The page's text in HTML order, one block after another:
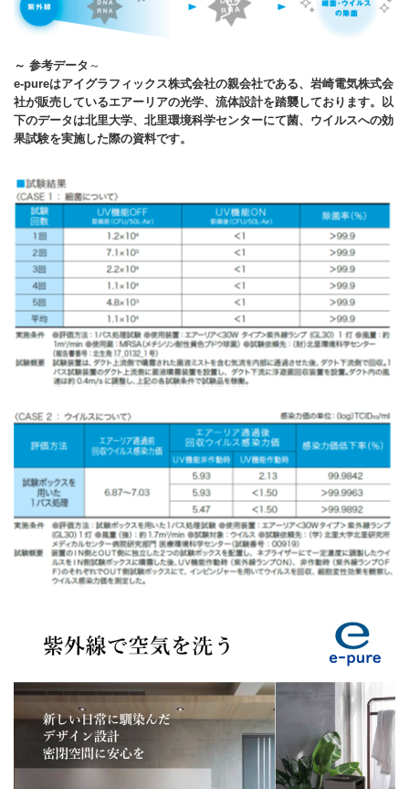
～ 参考データ ～
e-pureはアイグラフィックス株式会社の親会社である、岩崎電気株式会
社が販売しているエアーリアの光学、流体設計を踏襲しております。以
下のデータは北里大学、北里環境科学センターにて菌、ウイルスへの効
果試験を実施した際の資料です。